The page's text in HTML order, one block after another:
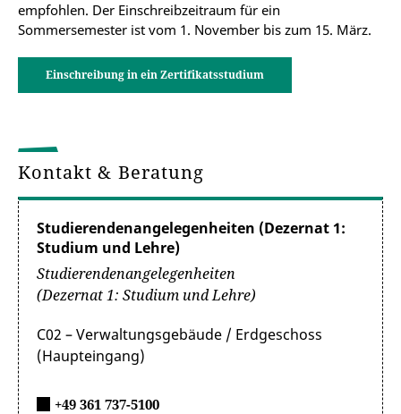
empfohlen. Der Einschreibzeitraum für ein
Sommersemester ist vom 1. November bis zum 15. März.
Einschreibung in ein Zertifikatsstudium
Kontakt & Beratung
Studierendenangelegenheiten (Dezernat 1:
Studium und Lehre)
Studierendenangelegenheiten
(Dezernat 1: Studium und Lehre)
C02 – Verwaltungsgebäude / Erdgeschoss
(Haupteingang)
+49 361 737-5100